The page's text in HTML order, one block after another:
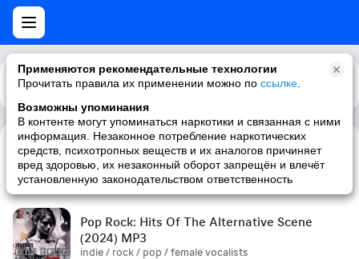
Применяются рекомендательные технологии
Прочитать правила их применении можно по ссылке
Возможны упоминания
В контенте могут упоминаться наркотики и связанная с ними
информация. Незаконное потребление наркотических
средств, психотропных веществ и их аналогов причиняет
вред здоровью, их незаконный оборот запрещён и влечёт
установленную законодательством ответственность
Каталог Рекомендации
Сборник! '90s (2024) MP3
pop / russian pop / russian / '90s
Pop Rock: Hits Of The Alternative Scene
(2024) MP3
indie / rock / pop / female vocalists